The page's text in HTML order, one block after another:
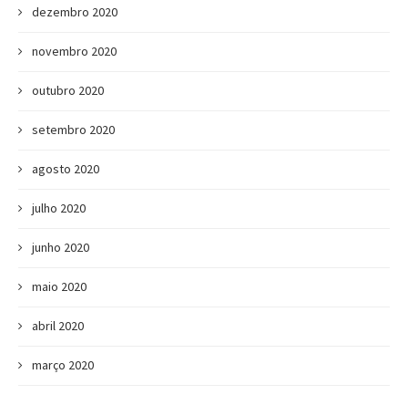
dezembro 2020
novembro 2020
outubro 2020
setembro 2020
agosto 2020
julho 2020
junho 2020
maio 2020
abril 2020
março 2020